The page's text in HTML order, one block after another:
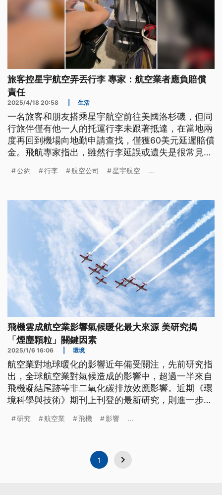
旅客控星宇航空弄丟行李 專家：航空業者應負賠償
責任
2025/4/18 20:58 生活
一名旅客和朋友搭乘星宇航空前往美國洛杉磯，但同
行旅伴僅有他一人的托運行李未跟著抵達，在當地兩
度再回到機場向地勤申請查找，僅獲60美元延遲賠償
金。飛航專家指出，雖然行李延誤或遺失是很常見的
旦遺失，航空公司都得依約負起賠償責任，再去釐清
約》為依據，總理賠額度上限大約僅有6萬多元台
幣。
公約 行李 航空公司 星宇航空 ...
飛機雲成航空業影響氣候暖化最大來源 美研究揭
「煙塵顆粒」關鍵因素
2025/1/6 16:06 環境
航空業對地球暖化的影響近年備受關注，先前研究指
出，全球航空業對氣候造成的影響中，超過一半來自
飛機凝結尾跡等非二氧化碳排放效應影響。近期《環
境科學與技術》期刊上刊登的最新研究，則進一步檢
粒」的大小，是影響尾跡形成關鍵。若航空業繼續發
研究 航空業 飛機 影響 ...
1